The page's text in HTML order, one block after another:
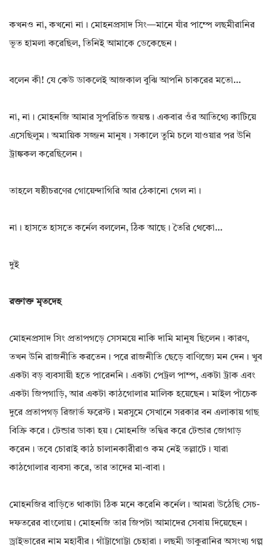
কখনও না, কখনো না। মোহনপ্রসাদ সিং—মানে যাঁর পাম্পে লছমীরানির
ভূত হামলা করেছিল, তিনিই আমাকে ডেকেছেন।
বলেন কী! যে কেউ ডাকলেই আজকাল বুঝি আপনি চাকরের মতো…
না, না। মোহনজি আমার সুপরিচিত জয়ন্ত। একবার ওঁর আতিথ্যে কাটিয়ে
এসেছিলুম। অমায়িক সজ্জন মানুষ। সকালে তুমি চলে যাওয়ার পর উনি
ট্রাঙ্ককল করেছিলেন।
তাহলে ষষ্ঠীচরণের গোয়েন্দাগিরি আর ঠেকানো গেল না।
না। হাসতে হাসতে কর্নেল বললেন, ঠিক আছে। তৈরি থেকো…
দুই
রক্তাক্ত মৃতদেহ
মোহনপ্রসাদ সিং প্রতাপগড়ে সেসময়ে নাকি দামি মানুষ ছিলেন। কারণ,
তখন উনি রাজনীতি করতেন। পরে রাজনীতি ছেড়ে বাণিজ্যে মন দেন। খুব
একটা বড় ব্যবসায়ী হতে পারেননি। একটা পেট্রল পাম্প, একটা ট্রাক এবং
একটা জিপগাড়ি, আর একটা কাঠগোলার মালিক হয়েছেন। মাইল পাঁচেক
দুরে প্রতাপগড় রিজার্ভ ফরেস্ট। মরসুমে সেখানে সরকার বন এলাকায় গাছ
বিক্রি করে। টেন্ডার ডাকা হয়। মোহনজি তদ্বির করে টেন্ডার জোগাড়
করেন। তবে চোরাই কাঠ চালানকারীরাও কম নেই তল্লাটে। যারা
কাঠগোলার ব্যবসা করে, তার তাদের মা-বাবা।
মোহনজির বাড়িতে থাকাটা ঠিক মনে করেনি কর্নেল। আমরা উঠেছি সেচ-
দফতরের বাংলোয়। মোহনজি তার জিপটা আমাদের সেবায় দিয়েছেন।
ড্রাইভারের নাম মহাবীর। গাঁট্টাগোট্টা চেহারা। লছমী ডাকুরানির অসংখ্য গল্প